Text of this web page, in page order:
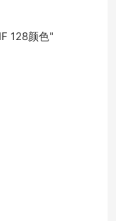
128颜色"